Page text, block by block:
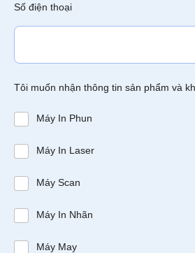
Số điện thoại
Tôi muốn nhận thông tin sản phẩm và
Máy In Phun
Máy In Laser
Máy Scan
Máy In Nhãn
Máy May